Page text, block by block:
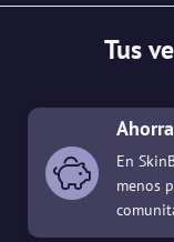
Tus
En
menos